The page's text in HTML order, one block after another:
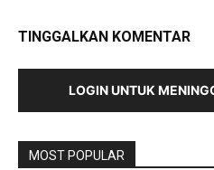
TINGGALKAN KOMENTAR
LOGIN UNTUK
MOST POPULAR